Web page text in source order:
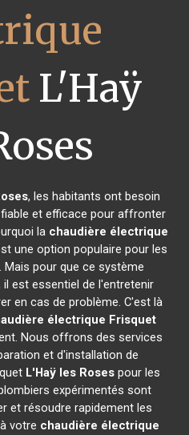
L'Haÿ
, les habitants ont besoin
et efficace pour affronter
la chaudière électrique
une option populaire pour les
pour que ce système
est essentiel de l'entretenir
en cas de problème. C'est là
électrique Frisquet
Nous offrons des services
et d'installation de
L'Haÿ les Roses pour les
expérimentés sont
et résoudre rapidement les
votre chaudière électrique